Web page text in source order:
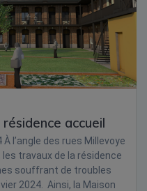
accueil
l’angle des rues Millevoye
travaux de la résidence
souffrant de troubles
2024. Ainsi, la Maison